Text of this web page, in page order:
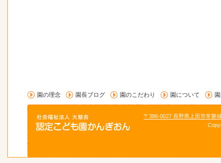
園の理念 園長ブログ 園のこだわり 園について
〒386-0027 長野県上田市常磐